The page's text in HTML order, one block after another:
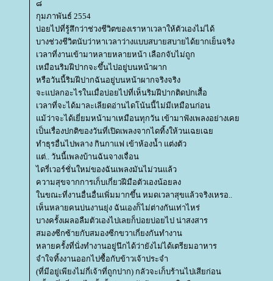
๘
กุมภาพันธ์ 2554
บ่อยไปที่รู้สึกว่าช่วงชีวิตของเราหาเวลาให้ตัวเองไม่ได้
บางช่วงชีวิตนับว่าหาเวลาว่างแบบสบายสบายได้ยากเย็นจริง
เวลาที่งานเข้ามาหลายหลายหน้า เลือกจับไม่ถูก
เหมือนริมฝีปากจะขึ้นไปอยู่บนหน้าผาก
หรือวันนี้ริมฝีปากฉันอยู่บนหน้าผากจริงจริง
จะแปลกอะไรในเมื่อบ่อยไปที่เห็นริมฝีปากติดปกเสื้อ
เวลาที่จะได้มาละเลียดอ่านไดโน้นนี้ไม่มีเหมือนก่อน
ม้ว่าจะได้เยี่ยมหน้ามาเหมือนทุกวัน เข้ามาฟังเพลงอย่างเค
เป็นเรื่องปกติของวันที่เปิดเพลงจากไดทิ้งให้วนเฉยเฉ
ทำธุรอื่นไปพลาง กินกาแฟ เข้าห้องน้ำ แต่งตัว
ต่.. วันนี้เพลงบ้านฉันจางเจื่อน
ไดรี่เวอร์ชั่นใหม่ของฉันเพลงมันไม่วนแล้ว
ความสุขจากการเก็บเกี่ยวฝีมือตัวเองน้อยลง
นขณะที่งานอื่นอื่นเพิ่มมากขึ้น หมดเวลาสุขแล้วจริงเหรอ..
เห็นหลายคนบ่นงานยุ่ง ฉันเองก็ไม่ต่างกันเท่าไหร่
บางครั้งเผลอลืมตัวเองไปเลยก็บ่อยบ่อยไป น่าสงสาร
สมองซีกซ้ายกับสมองซีกขวาเกี่ยงกันทำงาน
หลายครั้งที่นั่งทำงานอยู่นึกได้ว่ายังไม่ได้เตรียมอาหาร
จำใจทิ้งงานออกไปซื้อกับข้าวเจ้าประจำ
(ที่มีอยู่เพียงไม่กี่เจ้าที่ถูกปาก) กลัวจะเก็บร้านไปเสียก่อน